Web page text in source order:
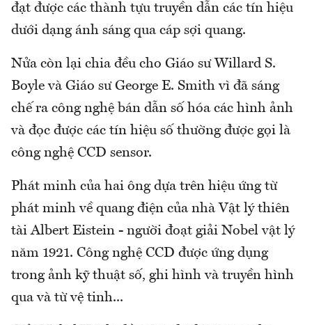
đạt được các thành tựu truyền dẫn các tín hiệu
dưới dạng ánh sáng qua cáp sợi quang.
Nửa còn lại chia đều cho Giáo sư Willard S.
Boyle và Giáo sư George E. Smith vì đã sáng
chế ra công nghệ bán dẫn số hóa các hình ảnh
và đọc được các tín hiệu số thường được gọi là
công nghệ CCD sensor.
Phát minh của hai ông dựa trên hiệu ứng từ
phát minh về quang điện của nhà Vật lý thiên
tài Albert Eistein - người đoạt giải Nobel vật lý
năm 1921. Công nghệ CCD được ứng dụng
trong ảnh kỹ thuật số, ghi hình và truyền hình
qua và từ vệ tinh...